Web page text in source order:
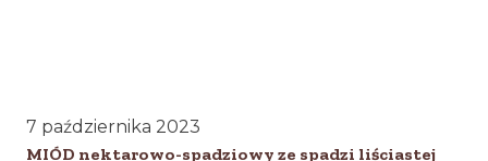
7 października 2023
MIÓD nektarowo-spadziowy ze spadzi liściastej